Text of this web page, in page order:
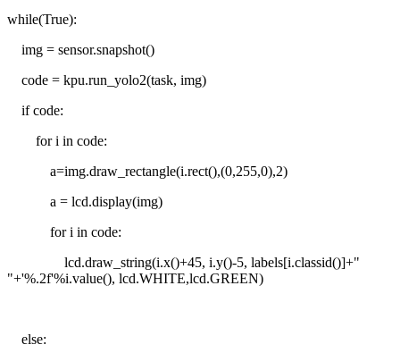
while(True):
img = sensor.snapshot()
code = kpu.run_yolo2(task, img)
if code:
for i in code:
a=img.draw_rectangle(i.rect(),(0,255,0),2)
a = lcd.display(img)
for i in code:
lcd.draw_string(i.x()+45, i.y()-5, labels[i.classid()]+"
"+'%.2f'%i.value(), lcd.WHITE,lcd.GREEN)
else: